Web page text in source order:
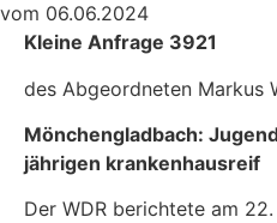
vom 06.06.2024
Kleine Anfrage 3921
des Abgeordneten Markus
Mönchengladbach:
jährigen krankenhausreif
Der WDR berichtete am